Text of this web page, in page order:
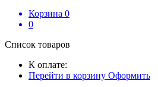
Корзина 0
0
Список товаров
К оплате:
Перейти в корзину Оформить